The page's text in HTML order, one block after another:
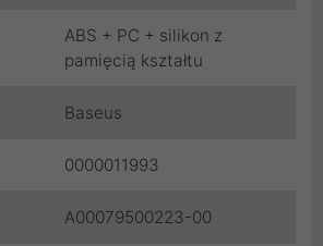
ABS + PC + silikon z
pamięcią kształtu
Baseus
0000011993
A00079500223-00